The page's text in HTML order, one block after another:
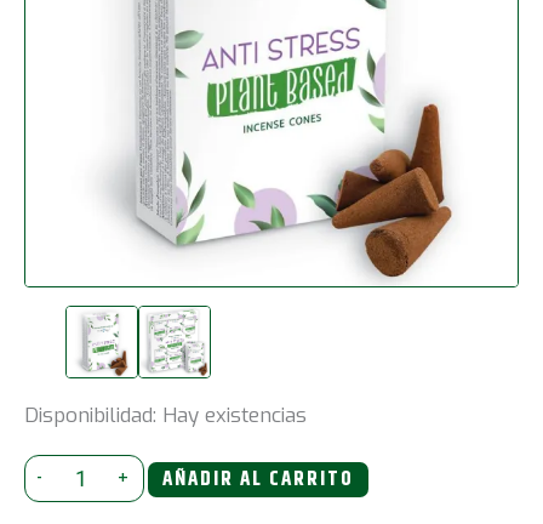
Disponibilidad: Hay existencias
-
Conos
de
+ AÑADIR AL CARRITO